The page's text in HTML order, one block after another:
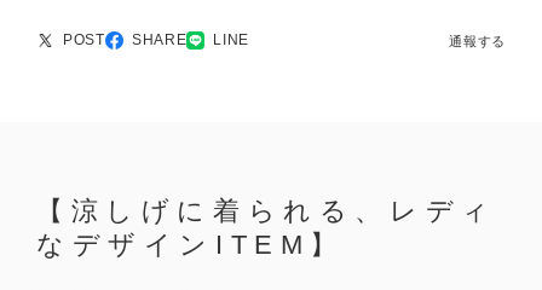
POST SHARE LINE 通報する
【涼しげに着られる、レディ
なデザインITEM】